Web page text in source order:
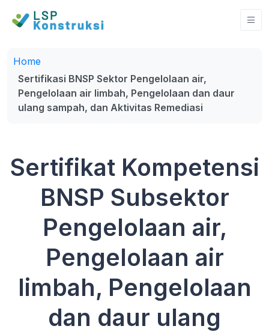
Home
Sertifikasi BNSP Sektor Pengelolaan air,
Pengelolaan air limbah, Pengelolaan dan daur
ulang sampah, dan Aktivitas Remediasi
Sertifikat Kompetensi
BNSP Subsektor
Pengelolaan air,
Pengelolaan air
limbah, Pengelolaan
dan daur ulang